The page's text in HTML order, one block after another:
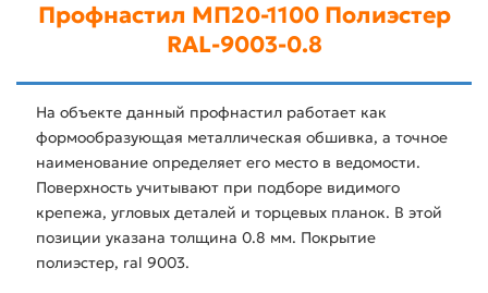
Профнастил МП20-1100 Полиэстер
RAL-9003-0.8
На объекте данный профнастил работает как
формообразующая металлическая обшивка, а точное
наименование определяет его место в ведомости.
Поверхность учитывают при подборе видимого
крепежа, угловых деталей и торцевых планок. В этой
позиции указана толщина 0.8 мм. Покрытие
полиэстер, ral 9003.